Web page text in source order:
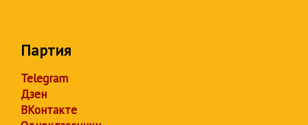
Партия
Telegram
Дзен
ВКонтакте